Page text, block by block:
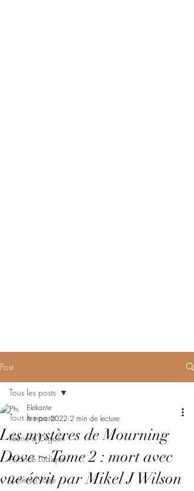
Post
Tous les posts
Féerie d'Orgueil
Avarice Ludique
Colère Noire
Tous les posts
Les mystères de Mourning
Dove ~ Tome 2 : mort avec
vue écrit par Mikel J Wilson
Elekante
6 mars 2022 2 min de lecture